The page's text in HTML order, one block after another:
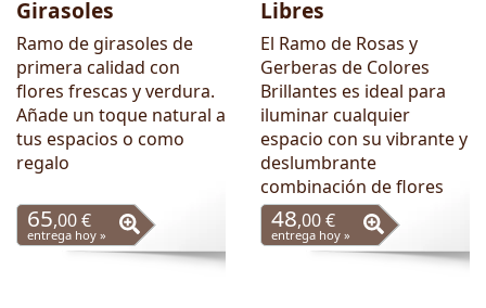
Girasoles
Ramo de girasoles de
primera calidad con
flores frescas y verdura.
Añade un toque natural a
tus espacios o como
regalo
65,00 €
entrega hoy »
Libres
El Ramo de Rosas y
Gerberas de Colores
Brillantes es ideal para
iluminar cualquier
espacio con su vibrante y
deslumbrante
combinación de flores
48,00 €
entrega hoy »